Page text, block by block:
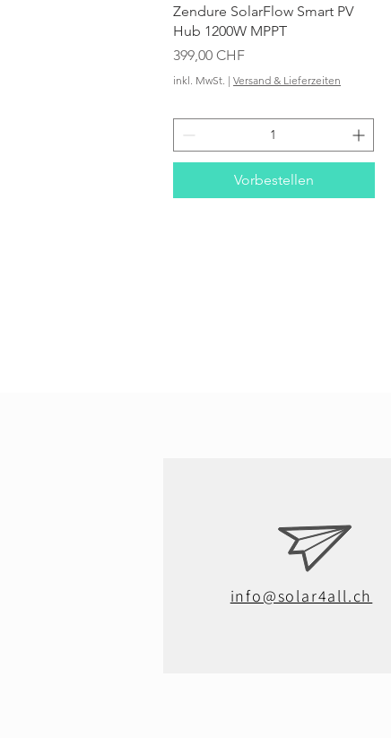
Schnellansicht
Zendure SolarFlow Smart PV
Hub 1200W MPPT
Preis
399,00 CHF
inkl. MwSt. | Versand & Lieferzeiten
Vorbestellen
info@solar4all.ch